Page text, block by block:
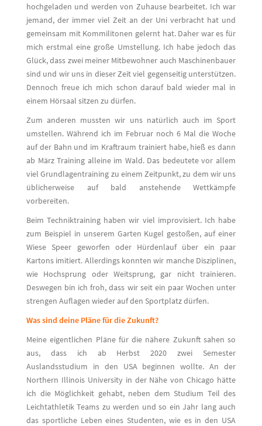
hochgeladen und werden von Zuhause bearbeitet. Ich war
jemand, der immer viel Zeit an der Uni verbracht hat und
gemeinsam mit Kommilitonen gelernt hat. Daher war es für
mich erstmal eine große Umstellung. Ich habe jedoch das
Glück, dass zwei meiner Mitbewohner auch Maschinenbauer
sind und wir uns in dieser Zeit viel gegenseitig unterstützen.
Dennoch freue ich mich schon darauf bald wieder mal in
einem Hörsaal sitzen zu dürfen.
Zum anderen mussten wir uns natürlich auch im Sport
umstellen. Während ich im Februar noch 6 Mal die Woche
auf der Bahn und im Kraftraum trainiert habe, hieß es dann
ab März Training alleine im Wald. Das bedeutete vor allem
viel Grundlagentraining zu einem Zeitpunkt, zu dem wir uns
üblicherweise auf bald anstehende Wettkämpfe
vorbereiten.
Beim Techniktraining haben wir viel improvisiert. Ich habe
zum Beispiel in unserem Garten Kugel gestoßen, auf einer
Wiese Speer geworfen oder Hürdenlauf über ein paar
Kartons imitiert. Allerdings konnten wir manche Disziplinen,
wie Hochsprung oder Weitsprung, gar nicht trainieren.
Deswegen bin ich froh, dass wir seit ein paar Wochen unter
strengen Auflagen wieder auf den Sportplatz dürfen.
Was sind deine Pläne für die Zukunft?
Meine eigentlichen Pläne für die nähere Zukunft sahen so
aus, dass ich ab Herbst 2020 zwei Semester
Auslandsstudium in den USA beginnen wollte. An der
Northern Illinois University in der Nähe von Chicago hätte
ich die Möglichkeit gehabt, neben dem Studium Teil des
Leichtathletik Teams zu werden und so ein Jahr lang auch
das sportliche Leben eines Studenten, wie es in den USA